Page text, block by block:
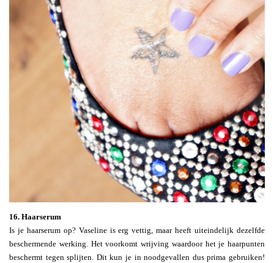
16. Haarserum
Is je haarserum op? Vaseline is erg vettig, maar heeft uiteindelijk dezelfde
beschermende werking. Het voorkomt wrijving waardoor het je haarpunten
beschermt tegen splijten. Dit kun je in noodgevallen dus prima gebruiken!